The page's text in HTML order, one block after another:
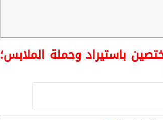
باستيراد وحملة الملابس؛